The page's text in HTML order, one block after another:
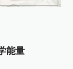
能量